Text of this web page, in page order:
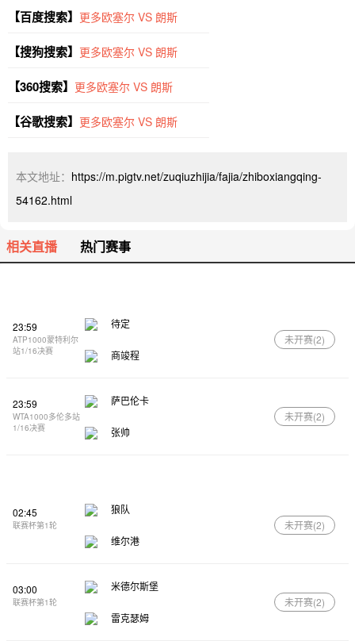
【百度搜索】 更多欧塞尔 VS 朗斯
【搜狗搜索】 更多欧塞尔 VS 朗斯
【360搜索】 更多欧塞尔 VS 朗斯
【谷歌搜索】 更多欧塞尔 VS 朗斯
本文地址： https://m.pigtv.net/zuqiuzhijia/fajia/zhiboxiangqing-
54162.html
相关直播 热门赛事
23:59
ATP1000蒙特利尔
站1/16决赛
待定
商竣程
未开赛(2)
23:59
WTA1000多伦多站
1/16决赛
萨巴伦卡
张帅
未开赛(2)
02:45
联赛杯第1轮
狼队
维尔港
未开赛(2)
03:00
联赛杯第1轮
米德尔斯堡
雷克瑟姆
未开赛(2)